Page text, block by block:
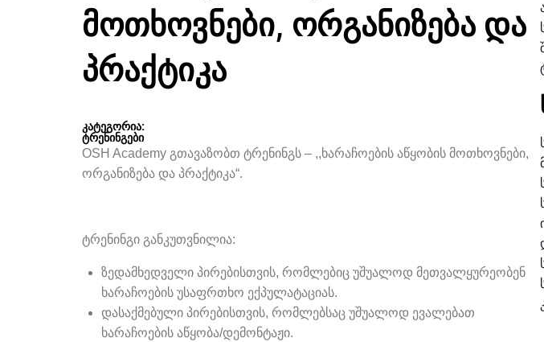
მოთხოვნები, ორგანიზება და
პრაქტიკა
კატეგორია:
ტრენინგები
OSH Academy გთავაზობთ ტრენინგს – ,,ხარაჩოების აწყობის მოთხოვნები,
ორგანიზება და პრაქტიკა“.
ტრენინგი განკუთვნილია:
ზედამხედველი პირებისთვის, რომლებიც უშუალოდ მეთვალყურეობენ
ხარაჩოების უსაფრთხო ექპულატაციას.
დასაქმებული პირებისთვის, რომლებსაც უშუალოდ ევალებათ
ხარაჩოების აწყობა/დემონტაჟი.